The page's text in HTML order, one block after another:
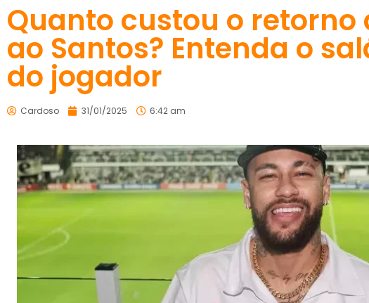
Quanto custou o retorno
ao Santos? Entenda o
do jogador
Cardoso 31/01/2025 6:42 am